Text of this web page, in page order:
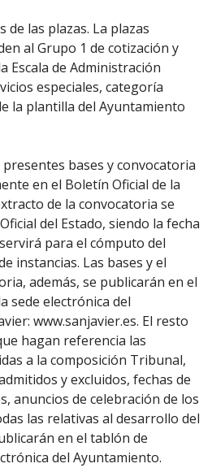
de las plazas. La plazas
al Grupo 1 de cotización y
Escala de Administración
especiales, categoría
la plantilla del Ayuntamiento
presentes bases y convocatoria
en el Boletín Oficial de la
de la convocatoria se
del Estado, siendo la fecha
para el cómputo del
instancias. Las bases y el
además, se publicarán en el
sede electrónica del
www.sanjavier.es. El resto
hagan referencia las
a la composición Tribunal,
y excluidos, fechas de
anuncios de celebración de los
las relativas al desarrollo del
en el tablón de
del Ayuntamiento.